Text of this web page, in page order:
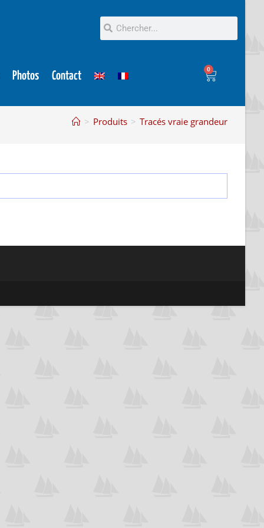
Photos Contact
0
> Produits > Tracés vraie grandeur